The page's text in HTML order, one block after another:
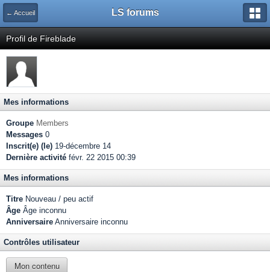
← Accueil LS forums
Profil de Fireblade
Mes informations
Groupe Members
Messages 0
Inscrit(e) (le) 19-décembre 14
Dernière activité févr. 22 2015 00:39
Mes informations
Titre Nouveau / peu actif
Âge Âge inconnu
Anniversaire Anniversaire inconnu
Contrôles utilisateur
Mon contenu